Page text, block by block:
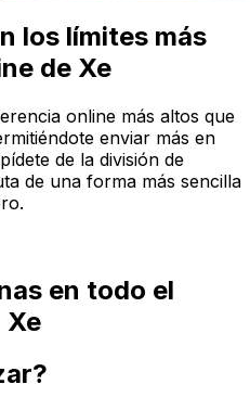
los límites más
de Xe
online más altos que
enviar más en
de la división de
de una forma más sencilla
en todo el
Xe